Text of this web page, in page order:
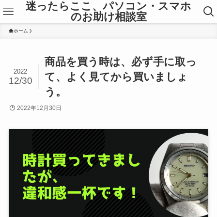
迷ったらここ、パソコン・スマホ
のお助け相談室
ホーム
商品を買う時は、必ず手に取っ
て、よく見てから買いましょ
う。
2022
12/30
2022年12月30日